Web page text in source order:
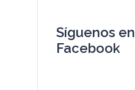
Síguenos en
Facebook